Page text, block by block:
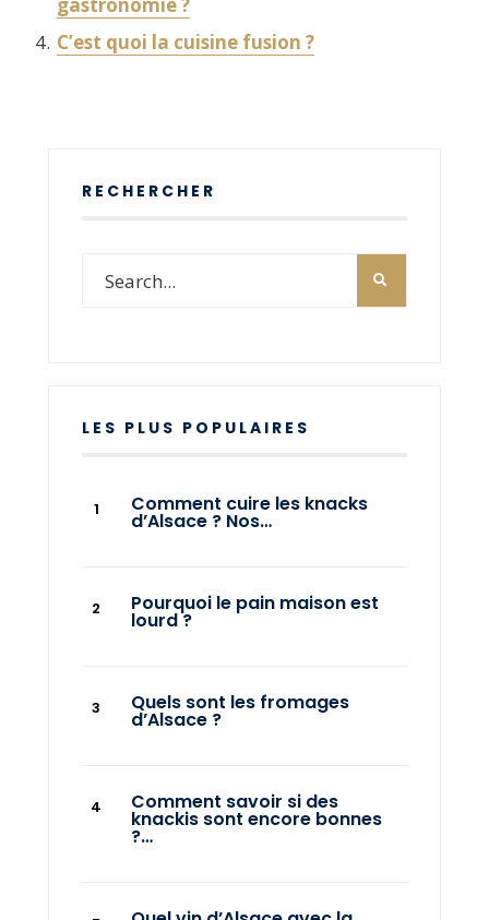
gastronomie ?
C’est quoi la cuisine fusion ?
RECHERCHER
LES PLUS POPULAIRES
Comment cuire les knacks
d’Alsace ? Nos…
Pourquoi le pain maison est
lourd ?
Quels sont les fromages
d’Alsace ?
Comment savoir si des
knackis sont encore bonnes
?…